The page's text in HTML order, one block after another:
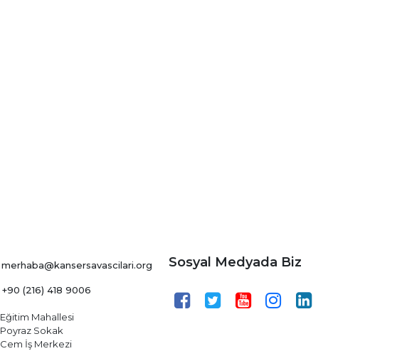
merhaba@kansersavascilari.org
+90 (216) 418 9006
Eğitim Mahallesi
Poyraz Sokak
Cem İş Merkezi
Sosyal Medyada Biz